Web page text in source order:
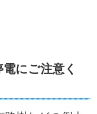
にご注意く